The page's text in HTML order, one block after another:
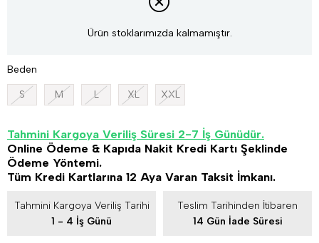
Ürün stoklarımızda kalmamıştır.
Beden
S M L XL XXL
Tahmini Kargoya Veriliş Süresi 2-7 İş Günüdür.
Online Ödeme & Kapıda Nakit Kredi Kartı Şeklinde
Ödeme Yöntemi.
Tüm Kredi Kartlarına 12 Aya Varan Taksit İmkanı.
Tahmini Kargoya Veriliş Tarihi
1 - 4 İş Günü
Teslim Tarihinden İtibaren
14 Gün İade Süresi